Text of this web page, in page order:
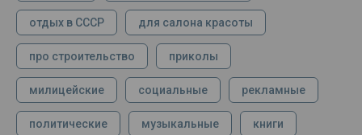
отдых в СССР для салона красоты
про строительство приколы
милицейские социальные рекламные
политические музыкальные книги